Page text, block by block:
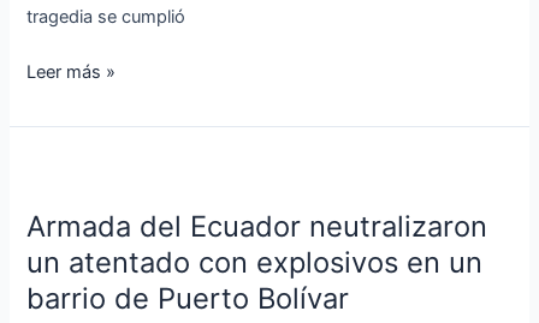
tragedia se cumplió
Leer más »
Armada del Ecuador neutralizaron
un atentado con explosivos en un
barrio de Puerto Bolívar
Ecuador
neutralizaron
un
atentado